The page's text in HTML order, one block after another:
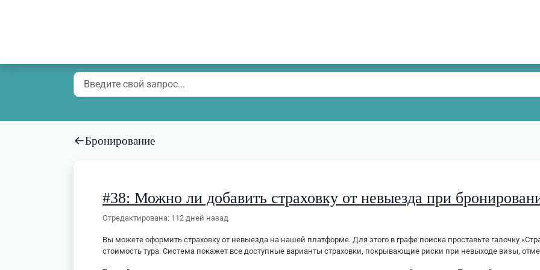
Бронирование
#38: Можно ли добавить страховку от невыезда при
Отредактирована: 112 дней назад
Вы можете оформить страховку от невыезда на нашей платформе. Для этого в графе поиска проставьте галочку
стоимость тура. Система покажет все доступные варианты страховки, покрывающие риски при невыходе визы,